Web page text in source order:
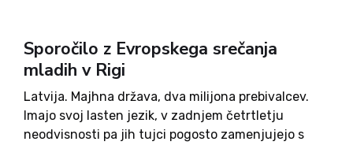
Sporočilo z Evropskega srečanja
mladih v Rigi
Latvija. Majhna država, dva milijona prebivalcev.
Imajo svoj lasten jezik, v zadnjem četrtletju
neodvisnosti pa jih tujci pogosto zamenjujejo s